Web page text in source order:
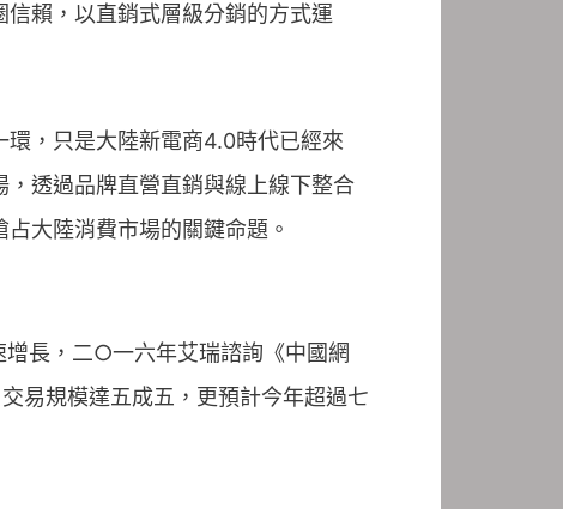
賴，以直銷式層級分銷的方式運
，只是大陸新電商4.0時代已經來
透過品牌直營直銷與線上線下整合
大陸消費市場的關鍵命題。
長，二○一六年艾瑞諮詢《中國網
易規模達五成五，更預計今年超過七